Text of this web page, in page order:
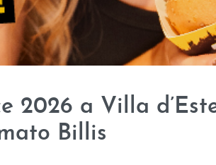
2026 a Villa
Billis